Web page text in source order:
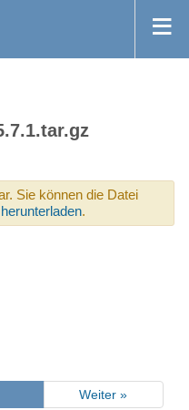
Sie können die Datei
herunterladen.
Weiter »